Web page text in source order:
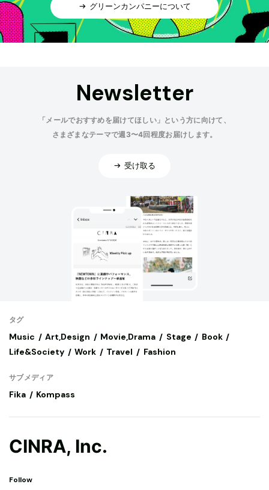
グリーンカンパニーについて
Newsletter
「メールでおすすめを届けてほしい」という方に向けて、
さまざまなテーマで週3〜4回程度お届けします。
受け取る
タグ
Music Art,Design Movie,Drama Stage
Book
Life&Society
Work Travel Fashion
サブメディア
Fika Kompass
CINRA, Inc.
Follow